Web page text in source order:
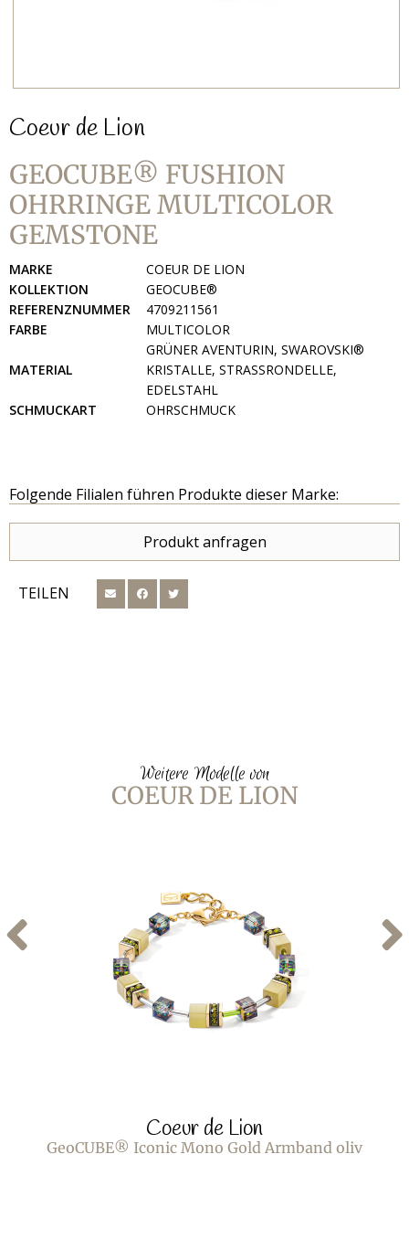
Coeur de Lion
GEOCUBE® FUSHION
OHRRINGE MULTICOLOR
GEMSTONE
MARKE
COEUR DE LION
KOLLEKTION
GEOCUBE®
REFERENZNUMMER
4709211561
FARBE
MULTICOLOR
MATERIAL
GRÜNER AVENTURIN, SWAROVSKI®
KRISTALLE, STRASSRONDELLE,
EDELSTAHL
SCHMUCKART
OHRSCHMUCK
Folgende Filialen führen Produkte dieser Marke:
Produkt anfragen
TEILEN
Weitere Modelle von
COEUR DE LION
Coeur de Lion
GeoCUBE® Iconic Mono Gold Armband oliv